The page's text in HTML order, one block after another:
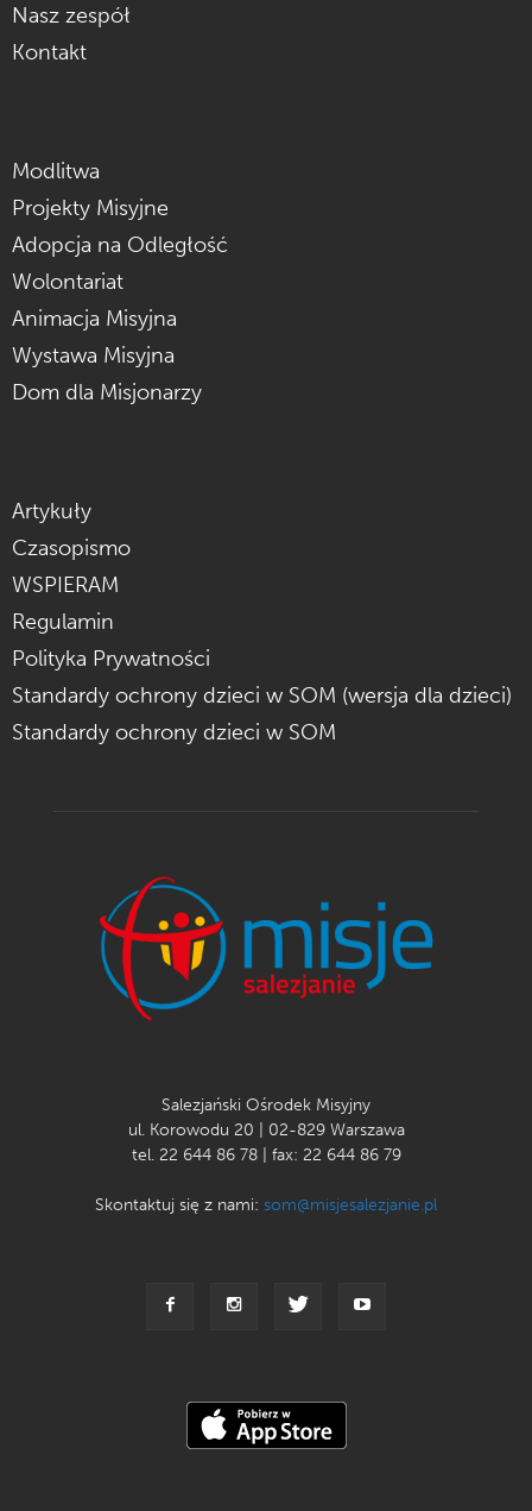
Nasz zespół
Kontakt
Modlitwa
Projekty Misyjne
Adopcja na Odległość
Wolontariat
Animacja Misyjna
Wystawa Misyjna
Dom dla Misjonarzy
Artykuły
Czasopismo
WSPIERAM
Regulamin
Polityka Prywatności
Standardy ochrony dzieci w SOM (wersja dla dzieci)
Standardy ochrony dzieci w SOM
Salezjański Ośrodek Misyjny
ul. Korowodu 20 | 02-829 Warszawa
tel. 22 644 86 78 | fax: 22 644 86 79
Skontaktuj się z nami: som@misjesalezjanie.pl